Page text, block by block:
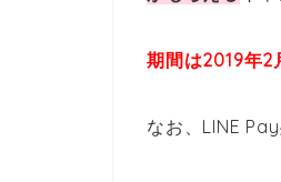
期間は2019年2
なお、LINE